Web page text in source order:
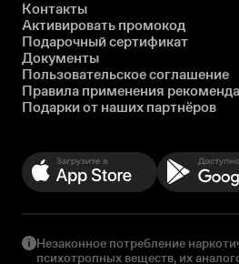
Контакты
Активировать промокод
Подарочный сертификат
Документы
Пользовательское соглашение
Правила применения
Подарки от наших партнёров
Незаконное потребление
психотропных веществ, их